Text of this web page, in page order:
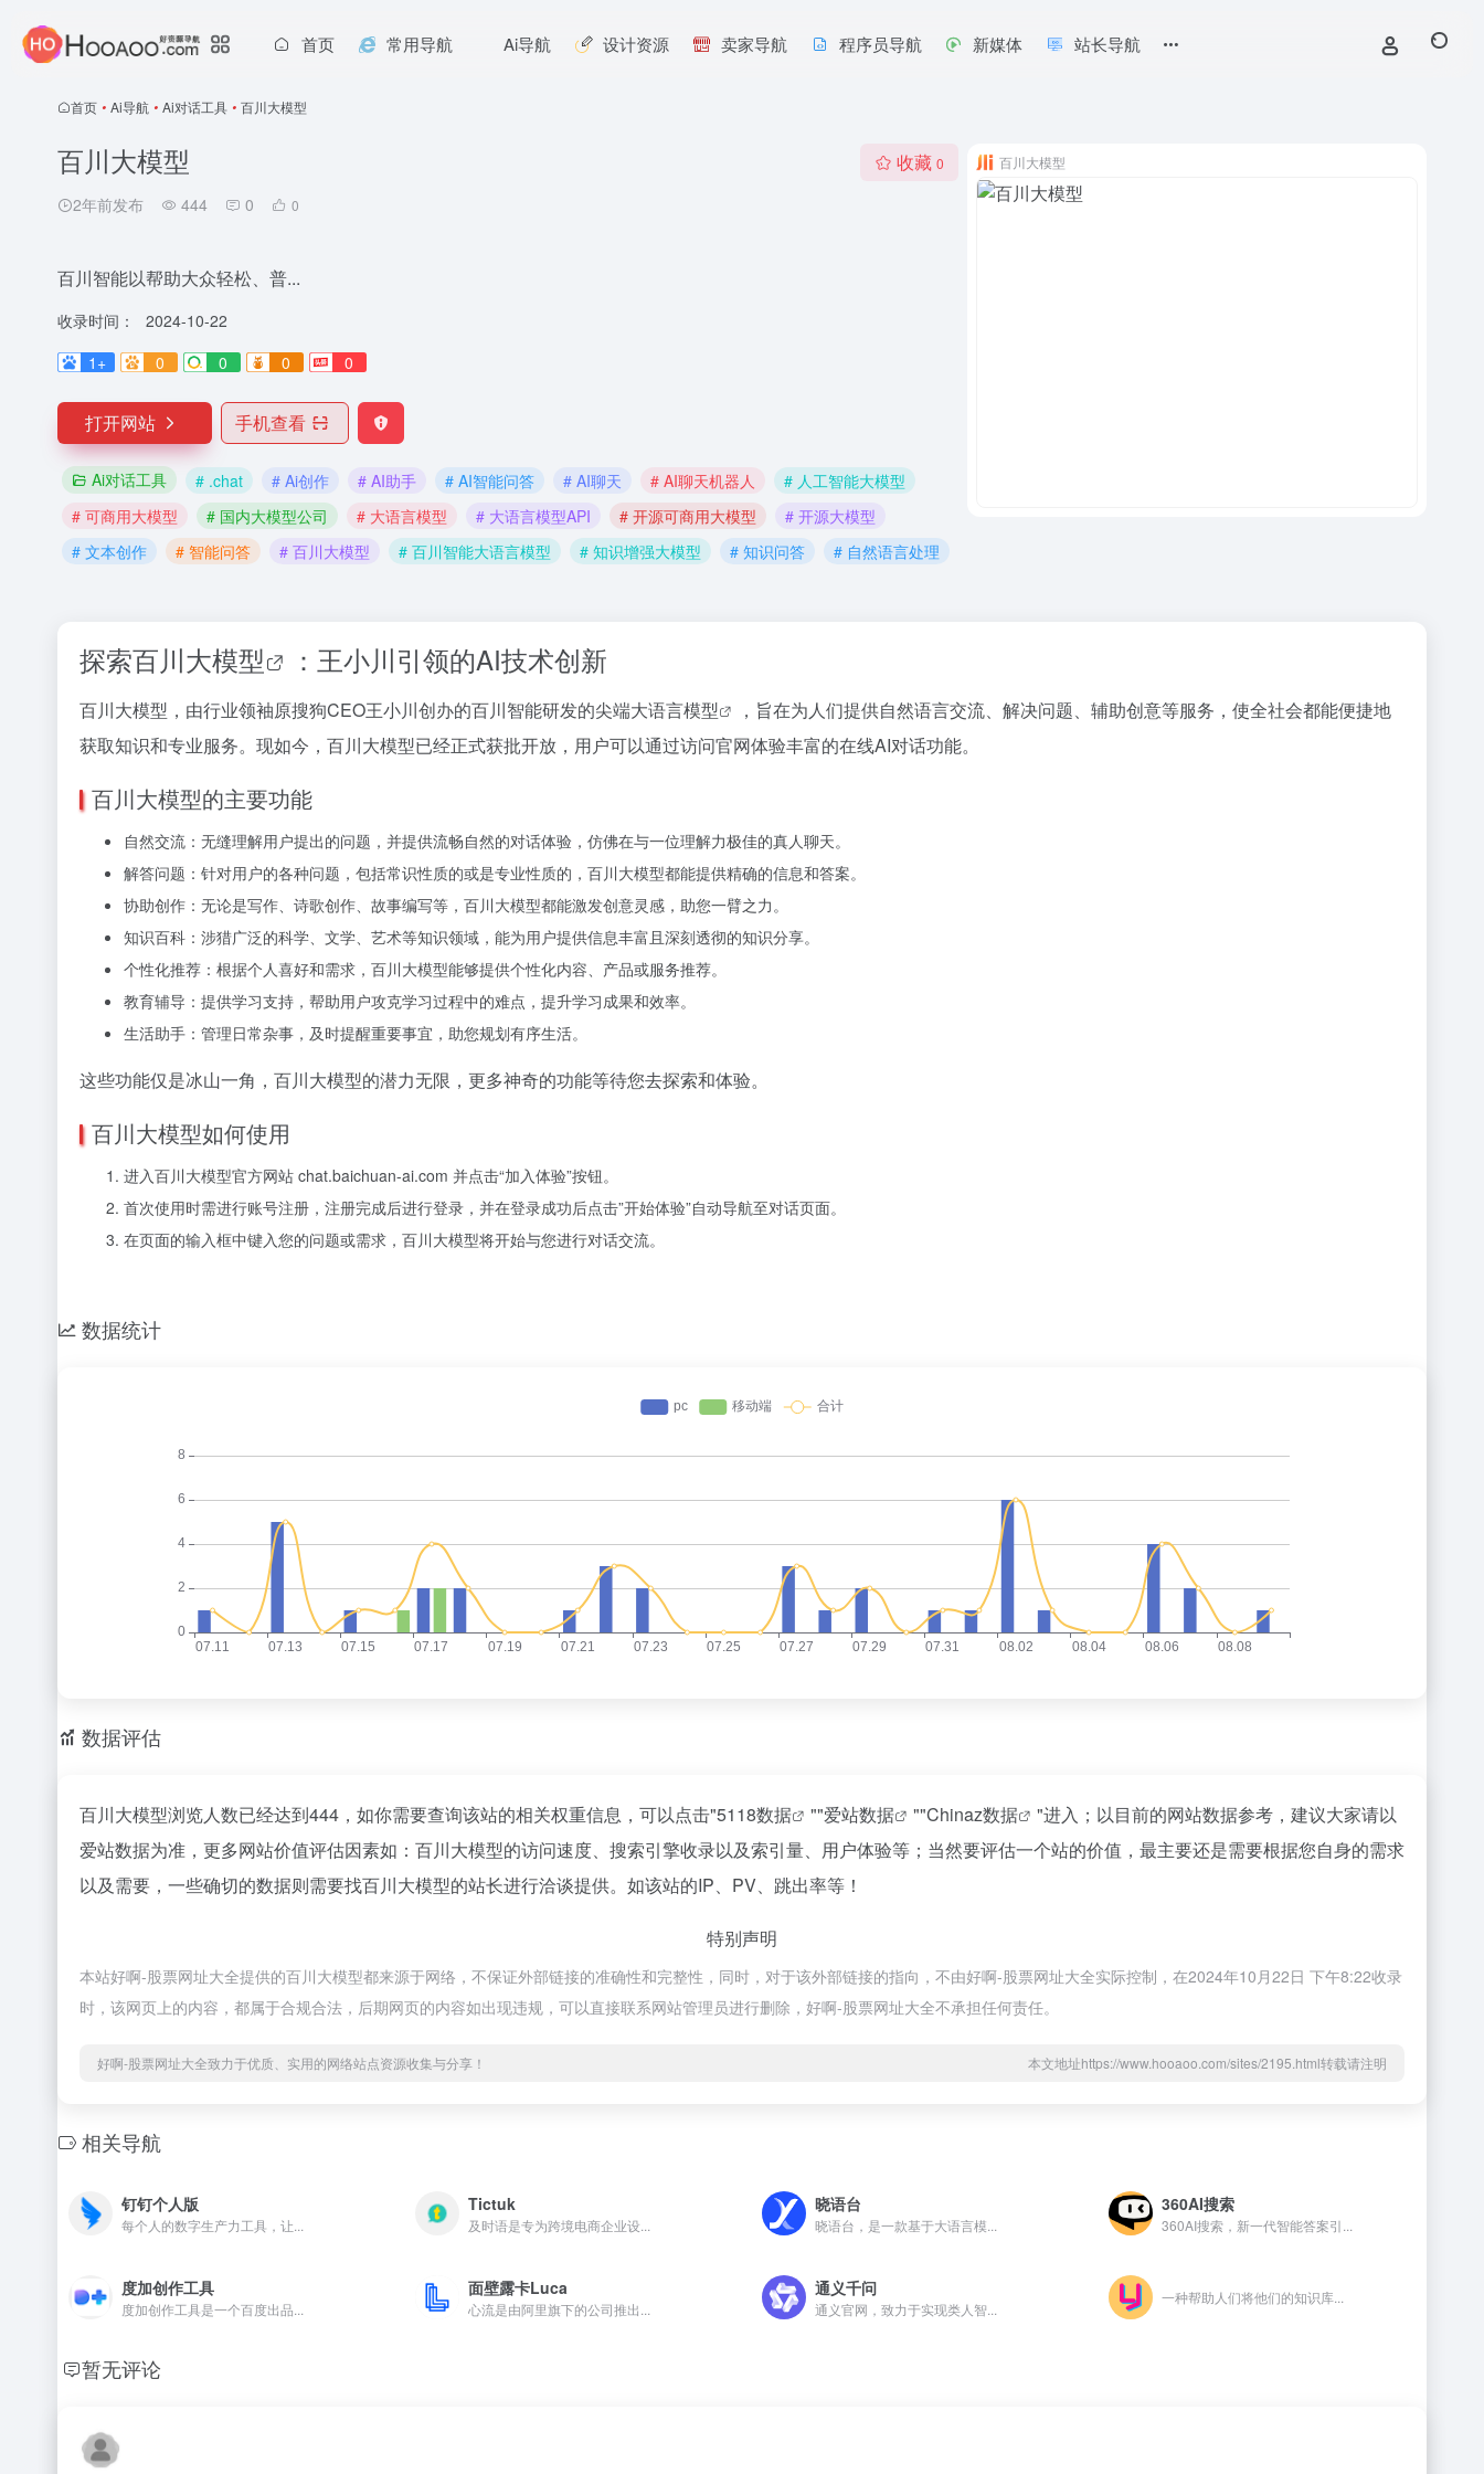
首页 常用导航 Ai导航 设计资源 卖家导航 程序员导航 新媒体 站长导航
首页 • Ai导航 • Ai对话工具 • 百川大模型
百川大模型
2年前发布 444 0 0
收藏 0
百川智能以帮助大众轻松、普...
收录时间：
2024-10-22
1+
0 0 0 0
打开网站 手机查看
Ai对话工具 # .chat # Ai创作 # AI助手 # AI智能问答 # AI聊天 # AI聊天机器人
# 人工智能大模型
# 可商用大模型
# 国内大模型公司 # 大语言模型 # 大语言模型API # 开源可商用大模型
# 开源大模型
# 文本创作
# 智能问答 # 百川大模型 # 百川智能大语言模型 # 知识增强大模型 # 知识问答 # 自然语言处理
百川大模型
探索百川大模型 ：王小川引领的AI技术创新
百川大模型，由行业领袖原搜狗CEO王小川创办的百川智能研发的尖端大语言模型
，旨在为人们提供自然语言交流、解决问题、辅助创意等服务，使全社会都能便捷地
获取知识和专业服务。现如今，百川大模型已经正式获批开放，用户可以通过访问官网体验丰富的在线AI对话功能。
百川大模型的主要功能
自然交流：无缝理解用户提出的问题，并提供流畅自然的对话体验，仿佛在与一位理解力极佳的真人聊天。
解答问题：针对用户的各种问题，包括常识性质的或是专业性质的，百川大模型都能提供精确的信息和答案。
协助创作：无论是写作、诗歌创作、故事编写等，百川大模型都能激发创意灵感，助您一臂之力。
知识百科：涉猎广泛的科学、文学、艺术等知识领域，能为用户提供信息丰富且深刻透彻的知识分享。
个性化推荐：根据个人喜好和需求，百川大模型能够提供个性化内容、产品或服务推荐。
教育辅导：提供学习支持，帮助用户攻克学习过程中的难点，提升学习成果和效率。
生活助手：管理日常杂事，及时提醒重要事宜，助您规划有序生活。
这些功能仅是冰山一角，百川大模型的潜力无限，更多神奇的功能等待您去探索和体验。
百川大模型如何使用
进入百川大模型官方网站 chat.baichuan-ai.com 并点击“加入体验”按钮。
首次使用时需进行账号注册，注册完成后进行登录，并在登录成功后点击”开始体验”自动导航至对话页面。
在页面的输入框中键入您的问题或需求，百川大模型将开始与您进行对话交流。
数据统计
数据评估
百川大模型浏览人数已经达到444，如你需要查询该站的相关权重信息，可以点击"5118数据 ""爱站数据 ""Chinaz数据
"进入；以目前的网站数据参考，建议大家请以
爱站数据为准，更多网站价值评估因素如：百川大模型的访问速度、搜索引擎收录以及索引量、用户体验等；当然要评估一个站的价值，最主要还是需要根据您自身的需求
以及需要，一些确切的数据则需要找百川大模型的站长进行洽谈提供。如该站的IP、PV、跳出率等！
特别声明
本站好啊-股票网址大全提供的百川大模型都来源于网络，不保证外部链接的准确性和完整性，同时，对于该外部链接的指向，不由好啊-股票网址大全实际控制，在2024年10月22日 下午8:22收录
时，该网页上的内容，都属于合规合法，后期网页的内容如出现违规，可以直接联系网站管理员进行删除，好啊-股票网址大全不承担任何责任。
好啊-股票网址大全致力于优质、实用的网络站点资源收集与分享！ 本文地址https://www.hooaoo.com/sites/2195.html转载请注明
相关导航
钉钉个人版
每个人的数字生产力工具，让...
Tictuk
及时语是专为跨境电商企业设...
晓语台
晓语台，是一款基于大语言模...
360AI搜索
360AI搜索，新一代智能答案引...
度加创作工具
度加创作工具是一个百度出品...
面壁露卡Luca
心流是由阿里旗下的公司推出...
通义千问
通义官网，致力于实现类人智...
一种帮助人们将他们的知识库...
暂无评论